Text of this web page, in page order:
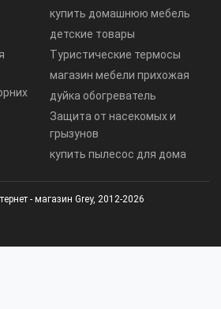
купить домашнюю мебель
детские товары
Туристические термосы
магазин мебели прихожая
дуйка обогреватель
Защита от насекомых и
грызунов
купить пылесос для дома
- магазин Grey, 2012-2026